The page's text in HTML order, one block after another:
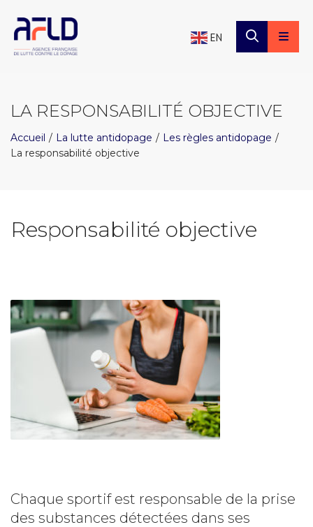
EN
LA RESPONSABILITÉ OBJECTIVE
Accueil La lutte antidopage
Les règles antidopage
La responsabilité objective
Responsabilité objective
Chaque sportif est responsable de la prise
des substances détectées dans ses